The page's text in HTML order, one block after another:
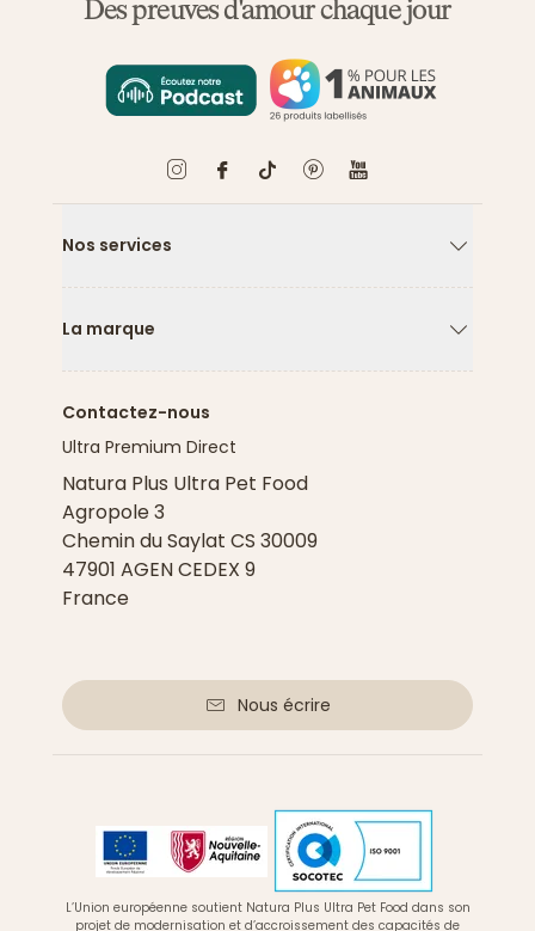
Des preuves d'amour chaque jour
Nos services
La marque
Contactez-nous
Ultra Premium Direct
Natura Plus Ultra Pet Food
Agropole 3
Chemin du Saylat CS 30009
47901 AGEN CEDEX 9
France
Nous écrire
L’Union européenne soutient Natura Plus Ultra Pet Food dans son
projet de modernisation et d’accroissement des capacités de